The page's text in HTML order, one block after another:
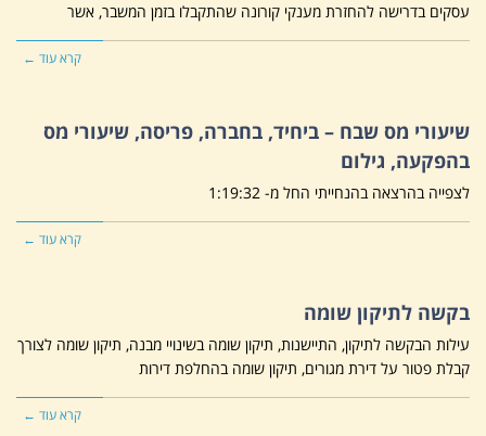
עסקים בדרישה להחזרת מענקי קורונה שהתקבלו בזמן המשבר, אשר
קרא עוד ←
שיעורי מס שבח – ביחיד, בחברה, פריסה, שיעורי מס
בהפקעה, גילום
לצפייה בהרצאה בהנחייתי החל מ- 1:19:32
קרא עוד ←
בקשה לתיקון שומה
עילות הבקשה לתיקון, התיישנות, תיקון שומה בשינויי מבנה, תיקון שומה לצורך
קבלת פטור על דירת מגורים, תיקון שומה בהחלפת דירות
קרא עוד ←